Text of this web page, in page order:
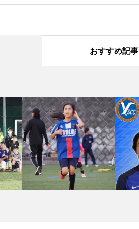
おすすめ記事